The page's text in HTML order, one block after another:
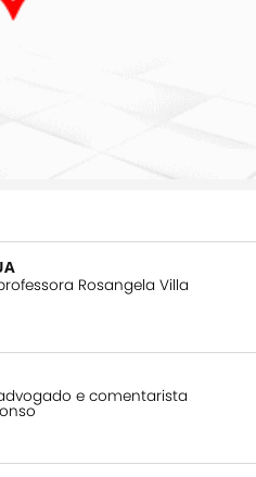
Rosangela Villa
e comentarista